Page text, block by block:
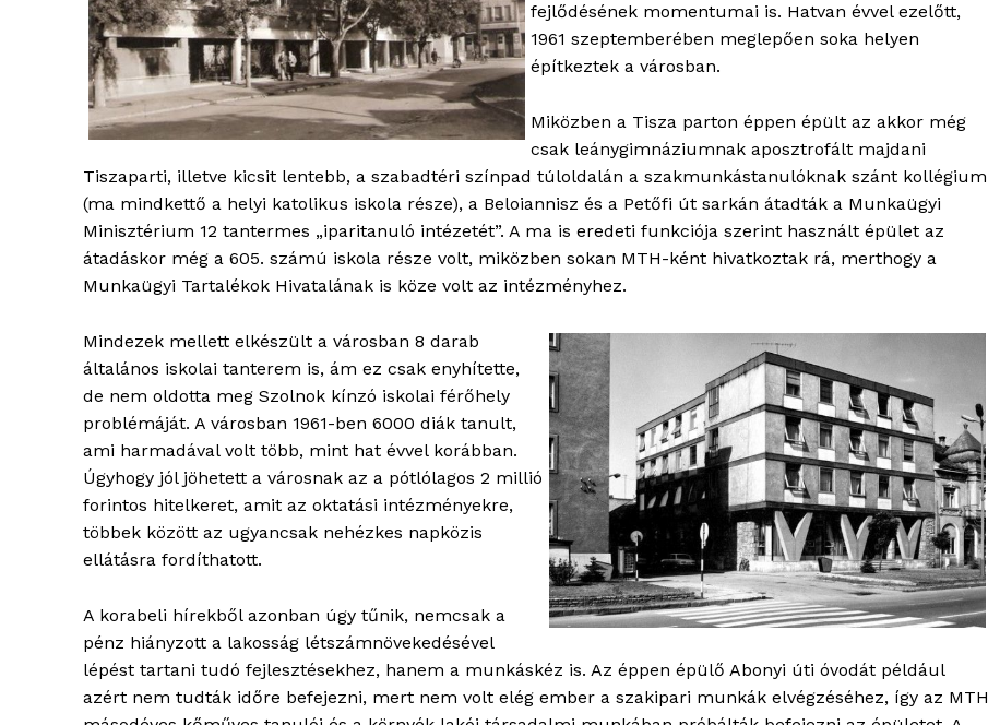
blogSZOLNOK
szubjektív
élményportál
fejlődésének momentumai is. Hatvan évvel ezelőtt,
1961 szeptemberében meglepően soka helyen
építkeztek a városban.
Miközben a Tisza parton éppen épült az akkor még
csak leánygimnáziumnak aposztrofált majdani
Tiszaparti, illetve kicsit lentebb, a szabadtéri színpad túloldalán a szakmunkástanulóknak szánt kollégium
(ma mindkettő a helyi katolikus iskola része), a Beloiannisz és a Petőfi út sarkán átadták a Munkaügyi
Minisztérium 12 tantermes „iparitanuló intézetét”. A ma is eredeti funkciója szerint használt épület az
átadáskor még a 605. számú iskola része volt, miközben sokan MTH-ként hivatkoztak rá, merthogy a
Munkaügyi Tartalékok Hivatalának is köze volt az intézményhez.
Mindezek mellett elkészült a városban 8 darab
általános iskolai tanterem is, ám ez csak enyhítette,
de nem oldotta meg Szolnok kínzó iskolai férőhely
problémáját. A városban 1961-ben 6000 diák tanult,
ami harmadával volt több, mint hat évvel korábban.
Úgyhogy jól jöhetett a városnak az a pótlólagos 2 millió
forintos hitelkeret, amit az oktatási intézményekre,
többek között az ugyancsak nehézkes napközis
ellátásra fordíthatott.
A korabeli hírekből azonban úgy tűnik, nemcsak a
pénz hiányzott a lakosság létszámnövekedésével
lépést tartani tudó fejlesztésekhez, hanem a munkáskéz is. Az éppen épülő Abonyi úti óvodát például
azért nem tudták időre befejezni, mert nem volt elég ember a szakipari munkák elvégzéséhez, így az MTH